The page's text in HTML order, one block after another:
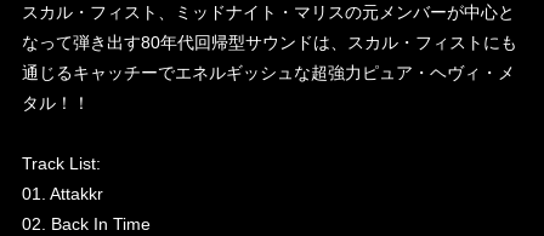
スカル・フィスト、ミッドナイト・マリスの元メンバーが中心と
なって弾き出す80年代回帰型サウンドは、スカル・フィストにも
通じるキャッチーでエネルギッシュな超強力ピュア・ヘヴィ・メ
タル！！
Track List:
01. Attakkr
02. Back In Time